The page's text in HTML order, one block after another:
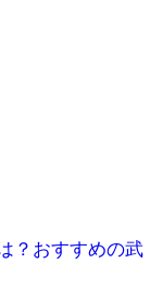
？おすすめの武